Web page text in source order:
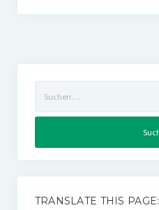
nach:
TRANSLATE THIS PAGE: